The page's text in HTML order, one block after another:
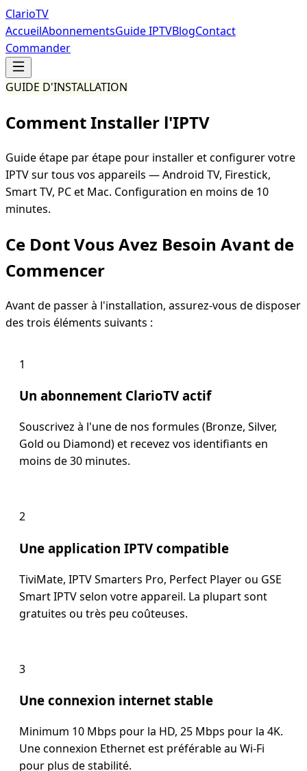
ClarioTV
AccueilAbonnementsGuide IPTVBlogContact
Commander
GUIDE D'INSTALLATION
Comment Installer l'IPTV
Guide étape par étape pour installer et configurer votre
IPTV sur tous vos appareils — Android TV, Firestick,
Smart TV, PC et Mac. Configuration en moins de 10
minutes.
Ce Dont Vous Avez Besoin Avant de
Commencer
Avant de passer à l'installation, assurez-vous de disposer
des trois éléments suivants :
1
Un abonnement ClarioTV actif
Souscrivez à l'une de nos formules (Bronze, Silver,
Gold ou Diamond) et recevez vos identifiants en
moins de 30 minutes.
2
Une application IPTV compatible
TiviMate, IPTV Smarters Pro, Perfect Player ou GSE
Smart IPTV selon votre appareil. La plupart sont
gratuites ou très peu coûteuses.
3
Une connexion internet stable
Minimum 10 Mbps pour la HD, 25 Mbps pour la 4K.
Une connexion Ethernet est préférable au Wi-Fi
pour plus de stabilité.